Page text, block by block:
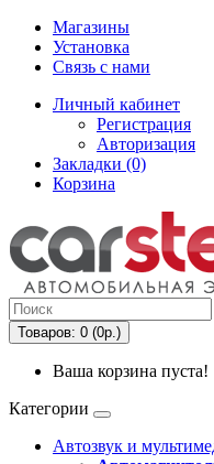
Магазины
Установка
Связь с нами
Личный кабинет
Регистрация
Авторизация
Закладки (0)
Корзина
Товаров: 0 (0р.)
Ваша корзина пуста!
Категории
Автозвук и